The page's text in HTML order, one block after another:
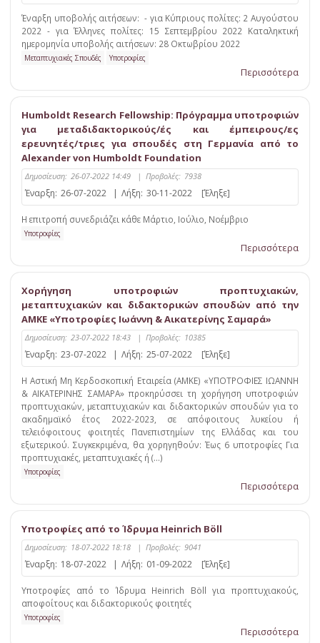
Έναρξη υποβολής αιτήσεων: - για Κύπριους πολίτες: 2 Αυγούστου
2022 - για Έλληνες πολίτες: 15 Σεπτεμβρίου 2022 Καταληκτική
ημερομηνία υποβολής αιτήσεων: 28 Οκτωβρίου 2022
Μεταπτυχιακές Σπουδές Υποτροφίες
Περισσότερα
Humboldt Research Fellowship: Πρόγραμμα υποτροφιών
για μεταδιδακτορικούς/ές και έμπειρους/ες
ερευνητές/τριες για σπουδές στη Γερμανία από το
Alexander von Humboldt Foundation
Δημοσίευση: 26-07-2022 14:49 | Προβολές: 7938
Έναρξη: 26-07-2022 | Λήξη: 30-11-2022 [Έληξε]
Η επιτροπή συνεδριάζει κάθε Μάρτιο, Ιούλιο, Νοέμβριο
Υποτροφίες
Περισσότερα
Χορήγηση υποτροφιών προπτυχιακών,
μεταπτυχιακών και διδακτορικών σπουδών από την
ΑΜΚΕ «Υποτροφίες Ιωάννη & Αικατερίνης Σαμαρά»
Δημοσίευση: 23-07-2022 18:43 | Προβολές: 10385
Έναρξη: 23-07-2022 | Λήξη: 25-07-2022 [Έληξε]
H Αστική Μη Κερδοσκοπική Εταιρεία (ΑΜΚΕ) «ΥΠΟΤΡΟΦΙΕΣ ΙΩΑΝΝΗ
& ΑΙΚΑΤΕΡΙΝΗΣ ΣΑΜΑΡΑ» προκηρύσσει τη χορήγηση υποτροφιών
προπτυχιακών, μεταπτυχιακών και διδακτορικών σπουδών για το
ακαδημαϊκό έτος 2022-2023, σε απόφοιτους λυκείου ή
τελειόφοιτους φοιτητές Πανεπιστημίων της Ελλάδας και του
εξωτερικού. Συγκεκριμένα, θα χορηγηθούν: Έως 6 υποτροφίες Για
προπτυχιακές, μεταπτυχιακές ή (...)
Υποτροφίες
Περισσότερα
Υποτροφίες από το Ίδρυμα Heinrich Böll
Δημοσίευση: 18-07-2022 18:18 | Προβολές: 9041
Έναρξη: 18-07-2022 | Λήξη: 01-09-2022 [Έληξε]
Υποτροφίες από το Ίδρυμα Heinrich Böll για προπτυχιακούς,
αποφοίτους και διδακτορικούς φοιτητές
Υποτροφίες
Περισσότερα